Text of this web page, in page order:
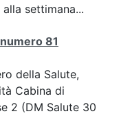
settimana...
81
della Salute,
Cabina di
2 (DM Salute 30